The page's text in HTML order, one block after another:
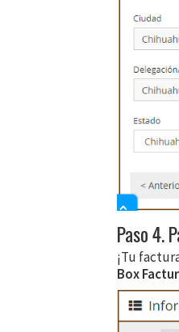
Paso 4.
¡Tu
Box